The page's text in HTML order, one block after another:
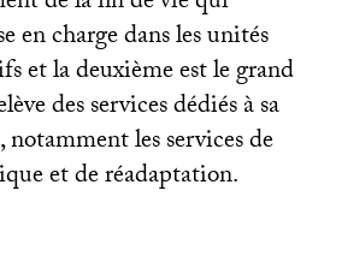
en charge dans les unités
et la deuxième est le grand
des services dédiés à sa
notamment les services de
et de réadaptation.